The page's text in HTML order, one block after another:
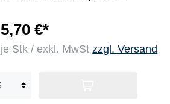
5,70 €*
je Stk / exkl. MwStzzgl. Versand